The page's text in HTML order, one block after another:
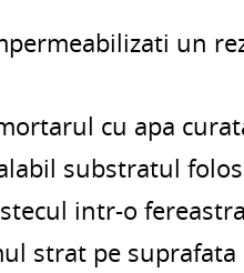
un
cu apa
substratul
intr-o
strat pe